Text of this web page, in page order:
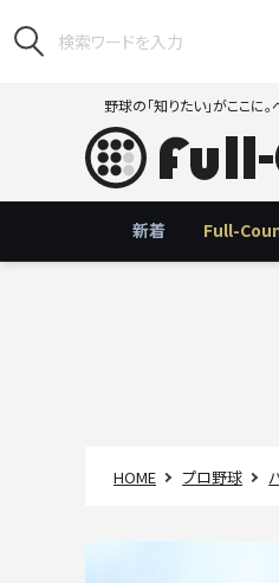
野球の「知りたい」がここに
新着 Full-
HOME プロ野球